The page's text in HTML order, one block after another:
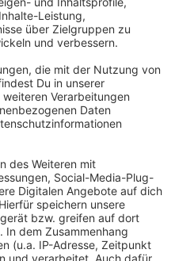
Popnummer schreiben",
haben wir die Bilder und
lange über das Thema
nicht mehr das Gefühl,
So sei der Anti-
den es nicht per Stream